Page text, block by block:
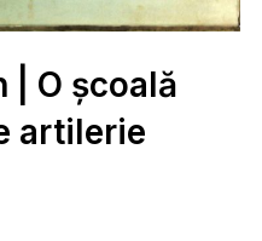
| O şcoală
artilerie